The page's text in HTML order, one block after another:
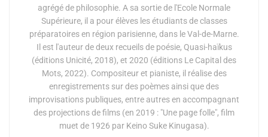
agrégé de philosophie. A sa sortie de l'Ecole Normale
Supérieure, il a pour élèves les étudiants de classes
préparatoires en région parisienne, dans le Val-de-Marne.
Il est l'auteur de deux recueils de poésie, Quasi-haïkus
(éditions Unicité, 2018), et 2020 (éditions Le Capital des
Mots, 2022). Compositeur et pianiste, il réalise des
enregistrements sur des poèmes ainsi que des
improvisations publiques, entre autres en accompagnant
des projections de films (en 2019 : "Une page folle", film
muet de 1926 par Keino Suke Kinugasa).